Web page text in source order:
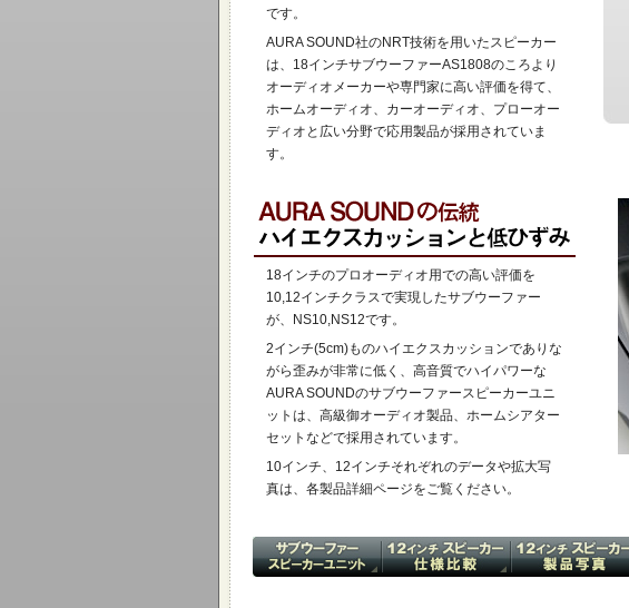
です。
AURA SOUND社のNRT技術を用いたスピーカー
は、18インチサブウーファーAS1808のころより
オーディオメーカーや専門家に高い評価を得て、
ホームオーディオ、カーオーディオ、プローオー
ディオと広い分野で応用製品が採用されていま
す。
18インチのプロオーディオ用での高い評価を
10,12インチクラスで実現したサブウーファー
が、NS10,NS12です。
2インチ(5cm)ものハイエクスカッションでありな
がら歪みが非常に低く、高音質でハイパワーな
AURA SOUNDのサブウーファースピーカーユニ
ットは、高級御オーディオ製品、ホームシアター
セットなどで採用されています。
10インチ、12インチそれぞれのデータや拡大写
真は、各製品詳細ページをご覧ください。